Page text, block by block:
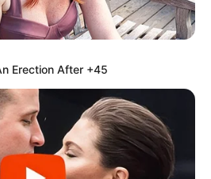
Erection After +45